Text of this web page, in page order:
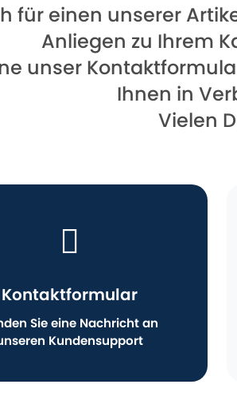
für einen unserer
Anliegen zu Ihrem
unser
Ihnen in
Vielen
Kontaktformular
Sie eine Nachricht an
Kundensupport